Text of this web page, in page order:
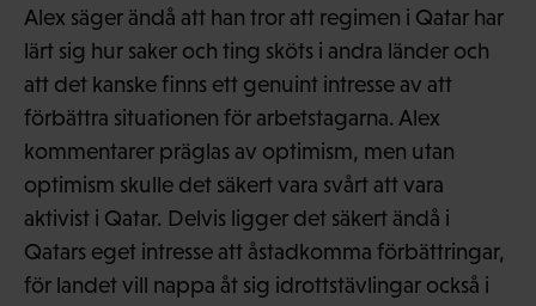
Alex säger ändå att han tror att regimen i Qatar har
lärt sig hur saker och ting sköts i andra länder och
att det kanske finns ett genuint intresse av att
förbättra situationen för arbetstagarna. Alex
kommentarer präglas av optimism, men utan
optimism skulle det säkert vara svårt att vara
aktivist i Qatar. Delvis ligger det säkert ändå i
Qatars eget intresse att åstadkomma förbättringar,
för landet vill nappa åt sig idrottstävlingar också i